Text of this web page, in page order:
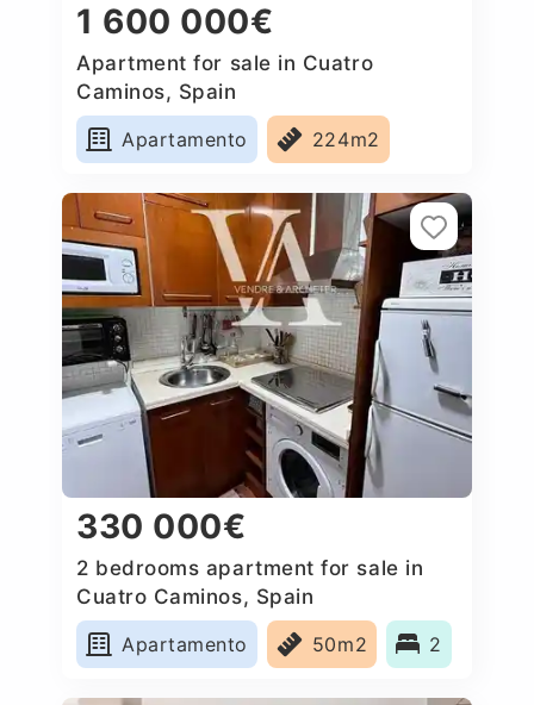
1 600 000€
Apartment for sale in Cuatro
Caminos, Spain
Apartamento
224m2
330 000€
2 bedrooms apartment for sale in
Cuatro Caminos, Spain
Apartamento
50m2 2